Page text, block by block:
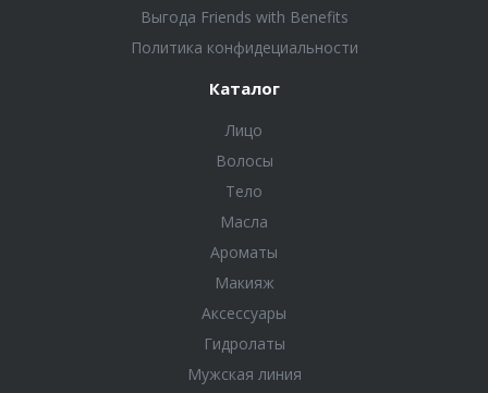
Выгода Friends with Benefits
Политика конфидециальности
Каталог
Лицо
Волосы
Тело
Масла
Ароматы
Макияж
Аксессуары
Гидролаты
Мужская линия